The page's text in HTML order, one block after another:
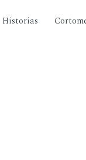
Historias